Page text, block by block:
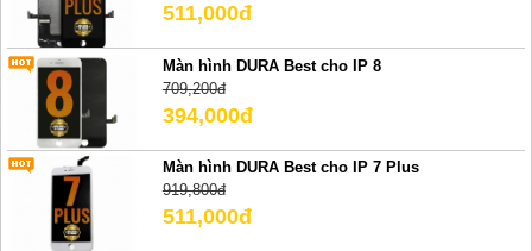
511,000đ
Màn hình DURA Best cho IP 8
709,200đ
394,000đ
Màn hình DURA Best cho IP 7 Plus
919,800đ
511,000đ